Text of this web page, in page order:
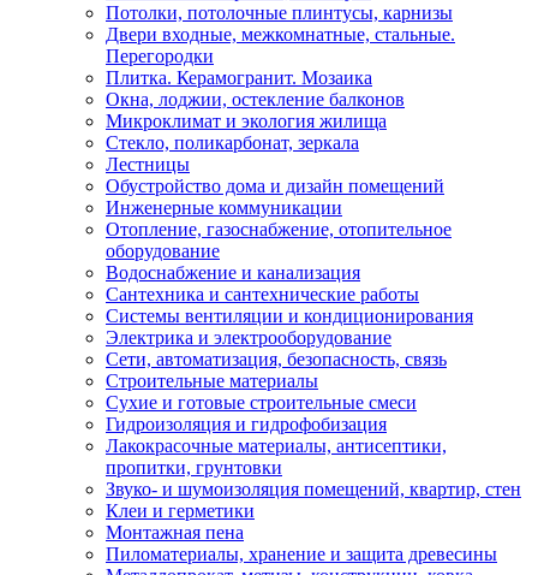
Потолки, потолочные плинтусы, карнизы
Двери входные, межкомнатные, стальные.
Перегородки
Плитка. Керамогранит. Мозаика
Окна, лоджии, остекление балконов
Микроклимат и экология жилища
Стекло, поликарбонат, зеркала
Лестницы
Обустройство дома и дизайн помещений
Инженерные коммуникации
Отопление, газоснабжение, отопительное
оборудование
Водоснабжение и канализация
Сантехника и сантехнические работы
Системы вентиляции и кондиционирования
Электрика и электрооборудование
Сети, автоматизация, безопасность, связь
Строительные материалы
Сухие и готовые строительные смеси
Гидроизоляция и гидрофобизация
Лакокрасочные материалы, антисептики,
пропитки, грунтовки
Звуко- и шумоизоляция помещений, квартир, стен
Клеи и герметики
Монтажная пена
Пиломатериалы, хранение и защита древесины